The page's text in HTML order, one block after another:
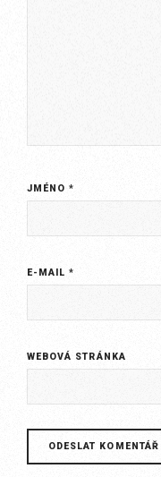
JMÉNO*
E-MAIL*
WEBOVÁ STRÁNKA